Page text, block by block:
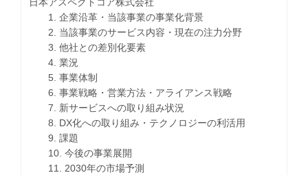
日本アスペクトコア株式会社
1. 企業沿革・当該事業の事業化背景
2. 当該事業のサービス内容・現在の注力分野
3. 他社との差別化要素
4. 業況
5. 事業体制
6. 事業戦略・営業方法・アライアンス戦略
7. 新サービスへの取り組み状況
8. DX化への取り組み・テクノロジーの利活用
9. 課題
10. 今後の事業展開
11. 2030年の市場予測